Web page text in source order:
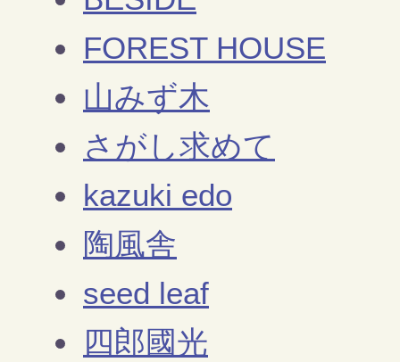
FOREST HOUSE
山みず木
さがし求めて
kazuki edo
陶風舎
seed leaf
四郎國光